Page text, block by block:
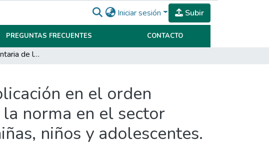
Iniciar sesión Subir
PREGUNTAS FRECUENTES CONTACTO
Obligación alimentaria de los abuelos y su aplicación en el orden jurídico. Efectos que produce la aplicación de la norma en el sector social de los adultos mayores y en el de las niñas, niños y adolescentes.
en el orden
norma en el sector
niños y adolescentes.